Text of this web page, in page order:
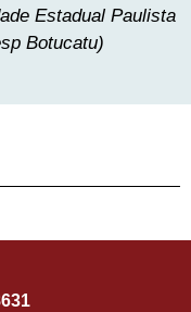
Estadual Paulista
Botucatu)